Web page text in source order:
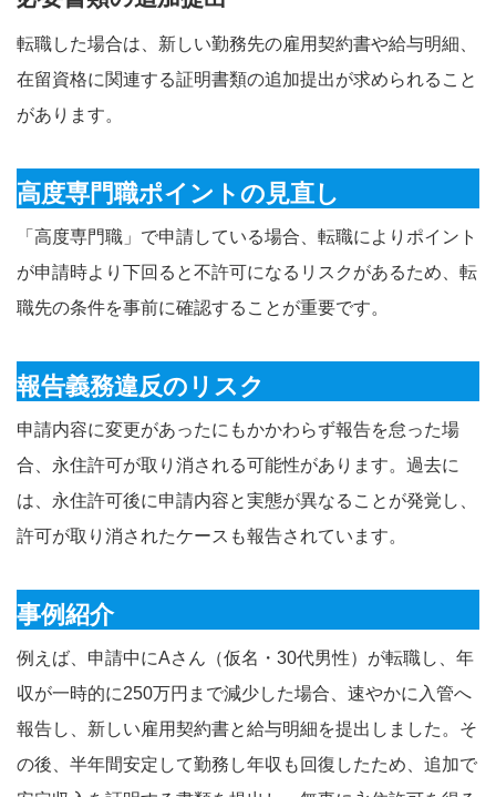
転職した場合は、新しい勤務先の雇用契約書や給与明細、
在留資格に関連する証明書類の追加提出が求められること
があります。
高度専門職ポイントの見直し
「高度専門職」で申請している場合、転職によりポイント
が申請時より下回ると不許可になるリスクがあるため、転
職先の条件を事前に確認することが重要です。
報告義務違反のリスク
申請内容に変更があったにもかかわらず報告を怠った場
合、永住許可が取り消される可能性があります。過去に
は、永住許可後に申請内容と実態が異なることが発覚し、
許可が取り消されたケースも報告されています。
事例紹介
例えば、申請中にAさん（仮名・30代男性）が転職し、年
収が一時的に250万円まで減少した場合、速やかに入管へ
報告し、新しい雇用契約書と給与明細を提出しました。そ
の後、半年間安定して勤務し年収も回復したため、追加で